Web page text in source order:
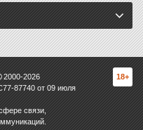
2000-2026
87740 от 09 июля
связи,
18+